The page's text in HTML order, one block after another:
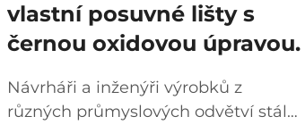
vlastní posuvné lišty s
černou oxidovou úpravou.
Návrháři a inženýři výrobků z
různých průmyslových odvětví stále